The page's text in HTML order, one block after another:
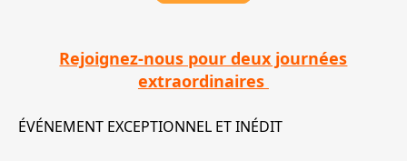
Rejoignez-nous pour deux journées
extraordinaires
ÉVÉNEMENT EXCEPTIONNEL ET INÉDIT